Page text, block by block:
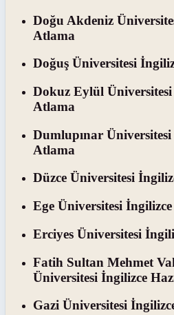
Doğu Akdeniz
Atlama
Doğuş Üniversitesi
Dokuz Eylül Üniversitesi
Atlama
Dumlupınar Üniversitesi
Atlama
Düzce Üniversitesi
Ege Üniversitesi
Erciyes Üniversitesi
Fatih Sultan Mehmet
Üniversitesi İngilizce
Gazi Üniversitesi